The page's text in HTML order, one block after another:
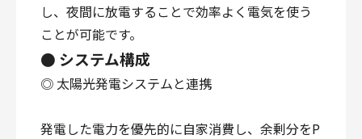
し、夜間に放電することで効率よく電気を使う
ことが可能です。
● システム構成
◎ 太陽光発電システムと連携
発電した電力を優先的に自家消費し、余剰分をP